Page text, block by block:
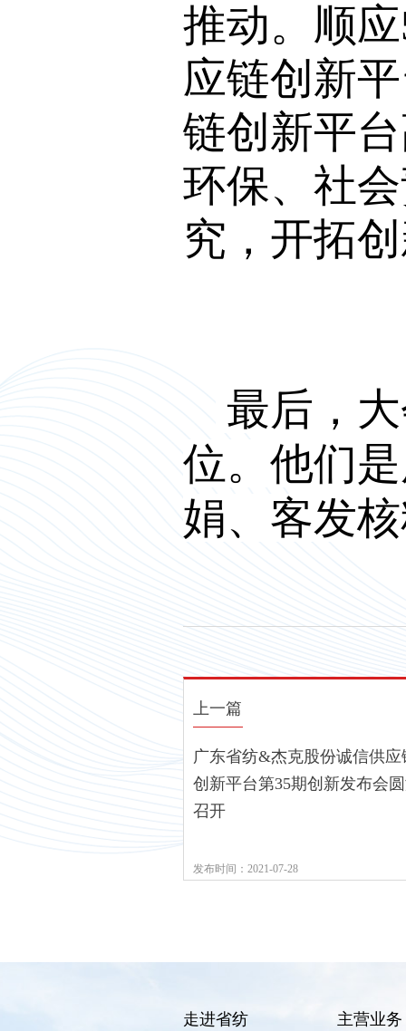
推动。顺应
应链创新
链创新平
环保、社
究，开拓
最后，
位。他们
娟、客发
上一篇
广东省纺&杰克股份诚信供应
创新平台第35期创新发布会
召开
发布时间：2021-07-28
走进省纺 主营业务